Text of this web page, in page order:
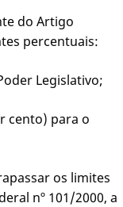
do Artigo
percentuais:
Legislativo;
para o
os limites
nº 101/2000, a